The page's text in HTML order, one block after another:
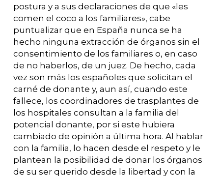
postura y a sus declaraciones de que «les
comen el coco a los familiares», cabe
puntualizar que en España nunca se ha
hecho ninguna extracción de órganos sin el
consentimiento de los familiares o, en caso
de no haberlos, de un juez. De hecho, cada
vez son más los españoles que solicitan el
carné de donante y, aun así, cuando este
fallece, los coordinadores de trasplantes de
los hospitales consultan a la familia del
potencial donante, por si este hubiera
cambiado de opinión a última hora. Al hablar
con la familia, lo hacen desde el respeto y le
plantean la posibilidad de donar los órganos
de su ser querido desde la libertad y con la